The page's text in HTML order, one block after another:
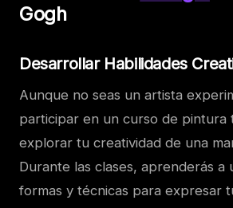
Gogh
Desarrollar Habilidades
Aunque no seas un artista
participar en un curso de pintura
explorar tu creatividad de una
Durante las clases, aprenderás a
formas y técnicas para expresar